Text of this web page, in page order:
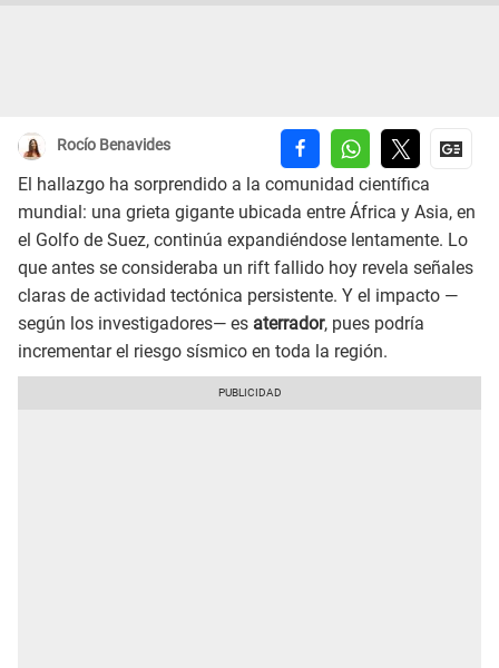
Rocío Benavides
El hallazgo ha sorprendido a la comunidad científica
mundial: una grieta gigante ubicada entre África y Asia, en
el Golfo de Suez, continúa expandiéndose lentamente. Lo
que antes se consideraba un rift fallido hoy revela señales
claras de actividad tectónica persistente. Y el impacto —
según los investigadores— es aterrador, pues podría
incrementar el riesgo sísmico en toda la región.